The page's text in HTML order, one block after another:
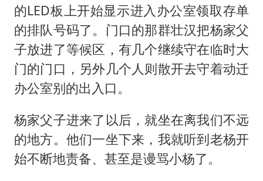
的LED板上开始显示进入办公室领取存单
的排队号码了。门口的那群壮汉把杨家父
子放进了等候区，有几个继续守在临时大
门的门口，另外几个人则散开去守着动迁
办公室别的出入口。
杨家父子进来了以后，就坐在离我们不远
的地方。他们一坐下来，我就听到老杨开
始不断地责备、甚至是谩骂小杨了。